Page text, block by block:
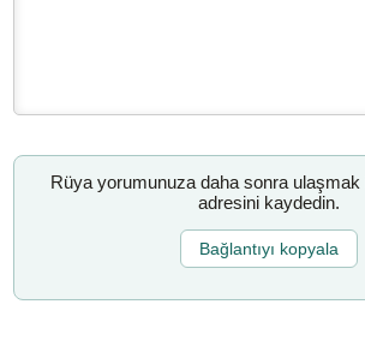
Rüya yorumunuza daha sonra ulaşmak
adresini kaydedin.
Bağlantıyı kopyala